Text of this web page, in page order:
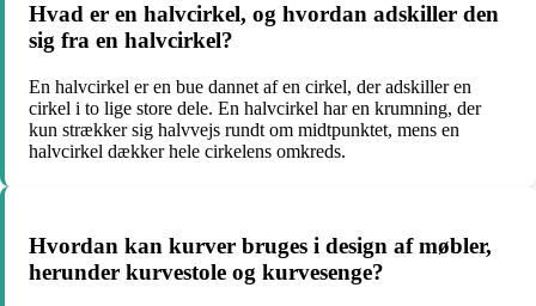
Hvad er en halvcirkel, og hvordan adskiller den
sig fra en halvcirkel?
En halvcirkel er en bue dannet af en cirkel, der adskiller en
cirkel i to lige store dele. En halvcirkel har en krumning, der
kun strækker sig halvvejs rundt om midtpunktet, mens en
halvcirkel dækker hele cirkelens omkreds.
Hvordan kan kurver bruges i design af møbler,
herunder kurvestole og kurvesenge?